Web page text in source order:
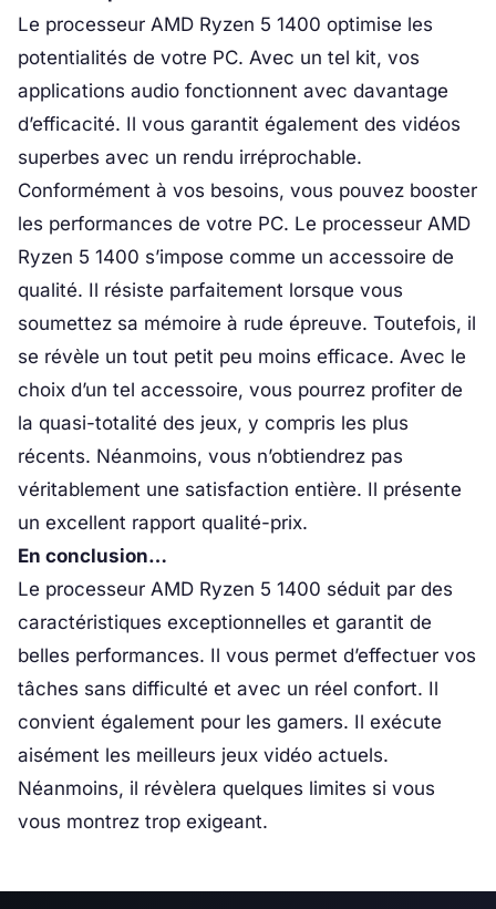
Le processeur AMD Ryzen 5 1400 optimise les
potentialités de votre PC. Avec un tel kit, vos
applications audio fonctionnent avec davantage
d’efficacité. Il vous garantit également des vidéos
superbes avec un rendu irréprochable.
Conformément à vos besoins, vous pouvez booster
les performances de votre PC. Le processeur AMD
Ryzen 5 1400 s’impose comme un accessoire de
qualité. Il résiste parfaitement lorsque vous
soumettez sa mémoire à rude épreuve. Toutefois, il
se révèle un tout petit peu moins efficace. Avec le
choix d’un tel accessoire, vous pourrez profiter de
la quasi-totalité des jeux, y compris les plus
récents. Néanmoins, vous n’obtiendrez pas
véritablement une satisfaction entière. Il présente
un excellent rapport qualité-prix.
En conclusion…
Le processeur AMD Ryzen 5 1400 séduit par des
caractéristiques exceptionnelles et garantit de
belles performances. Il vous permet d’effectuer vos
tâches sans difficulté et avec un réel confort. Il
convient également pour les gamers. Il exécute
aisément les meilleurs jeux vidéo actuels.
Néanmoins, il révèlera quelques limites si vous
vous montrez trop exigeant.